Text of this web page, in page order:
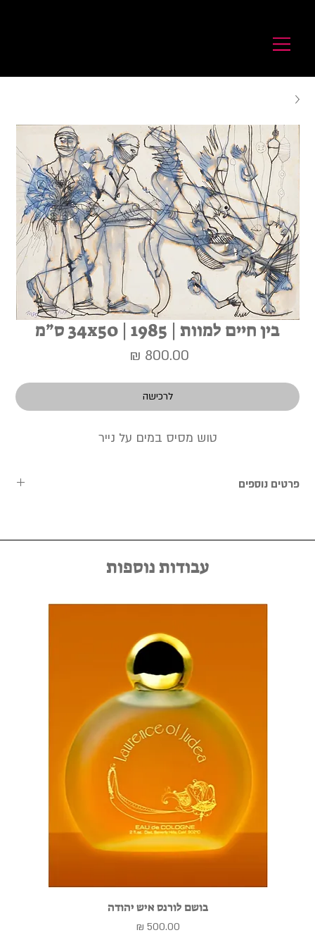
עבודות נוספות
בושם לורנס איש יהודה
מחיר
בין חיים למוות | 1985 | 34x50 ס״מ
לרכישה
טוש מסיס במים על נייר
פרטים נוספים